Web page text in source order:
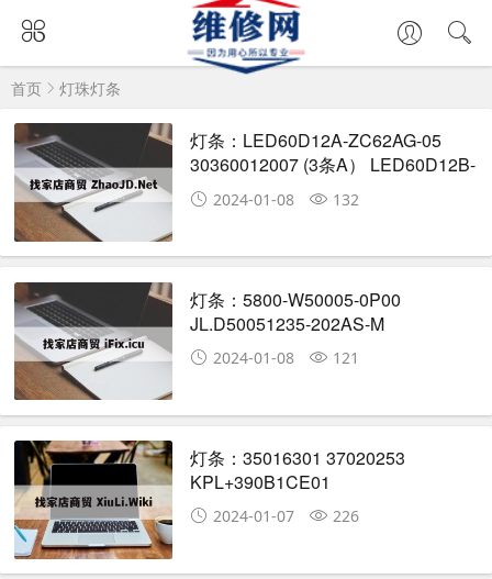
首页 灯珠灯条
灯条：LED60D12A-ZC62AG-05
30360012007 (3条A） LED60D12B-
ZC62AG-05 30360012008（1条B）
60D3503V2W12C1B114912M
2024-01-08 132
灯条：5800-W50005-0P00
JL.D50051235-202AS-M
50D3503V2W5C1B51214M
2024-01-08 121
灯条：35016301 37020253
KPL+390B1CE01
2024-01-07 226